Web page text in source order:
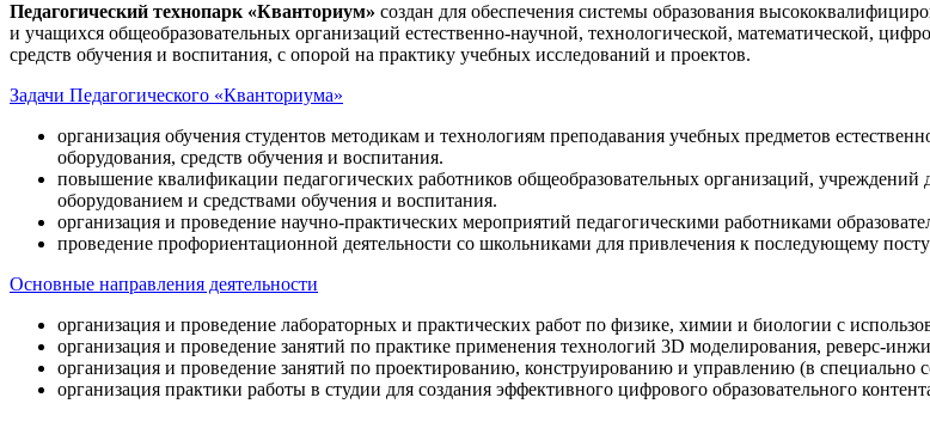
Педагогический технопарк «Кванториум» создан для обеспечения системы образования
и учащихся общеобразовательных организаций естественно-научной, технологической, математической,
средств обучения и воспитания, с опорой на практику учебных исследований и проектов.
Задачи Педагогического «Кванториума»
организация обучения студентов методикам и технологиям преподавания учебных предметов
оборудования, средств обучения и воспитания.
повышение квалификации педагогических работников общеобразовательных организаций,
оборудованием и средствами обучения и воспитания.
организация и проведение научно-практических мероприятий педагогическими работниками
проведение профориентационной деятельности со школьниками для привлечения к последующему
Основные направления деятельности
организация и проведение лабораторных и практических работ по физике, химии и биологии с
организация и проведение занятий по практике применения технологий 3D моделирования, реверс-
организация и проведение занятий по проектированию, конструированию и управлению (в
организация практики работы в студии для создания эффективного цифрового образовательного